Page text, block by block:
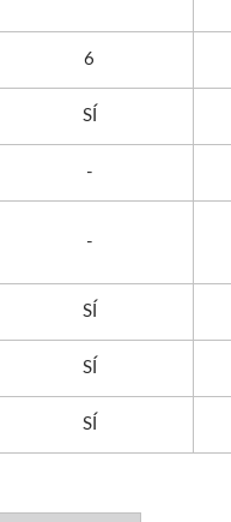
6
SÍ
-
-
SÍ
SÍ
SÍ